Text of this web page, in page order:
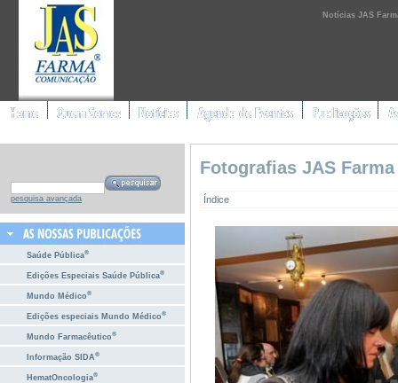
Notícias JAS
pesquisa avançada
Saúde Pública®
Edições Especiais Saúde Pública®
Mundo Médico®
Edições especiais Mundo Médico®
Mundo Farmacêutico®
Informação SIDA®
HematOncologia®
Fotografias JAS
Índice